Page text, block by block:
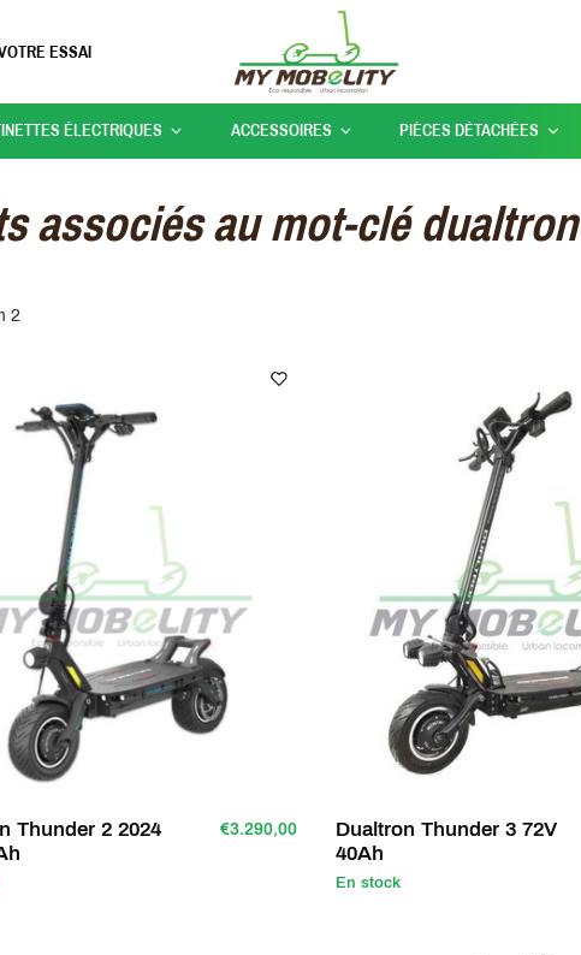
ESSAI
ÉLECTRIQUES ACCESSOIRES PIÈCES DÉTACHÉES
associés au mot-clé
2
Thunder 2 2024
€3.290,00
Dualtron Thunder 3 72V
40Ah
En stock